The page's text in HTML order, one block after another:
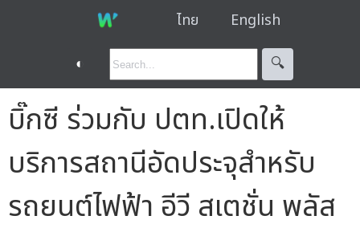
ไทย English
◐ 🔍︎
บิ๊กซี ร่วมกับ ปตท.เปิดให้
บริการสถานีอัดประจุสำหรับ
รถยนต์ไฟฟ้า อีวี สเตชั่น พลัส